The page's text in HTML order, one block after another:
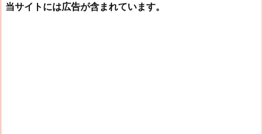
当サイトには広告が含まれています。